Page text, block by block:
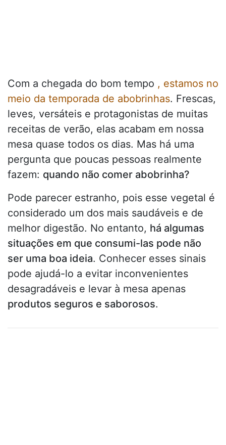
Com a chegada do bom tempo , estamos no
meio da temporada de abobrinhas. Frescas,
leves, versáteis e protagonistas de muitas
receitas de verão, elas acabam em nossa
mesa quase todos os dias. Mas há uma
pergunta que poucas pessoas realmente
fazem: quando não comer abobrinha?
Pode parecer estranho, pois esse vegetal é
considerado um dos mais saudáveis e de
melhor digestão. No entanto, há algumas
situações em que consumi-las pode não
ser uma boa ideia. Conhecer esses sinais
pode ajudá-lo a evitar inconvenientes
desagradáveis e levar à mesa apenas
produtos seguros e saborosos.